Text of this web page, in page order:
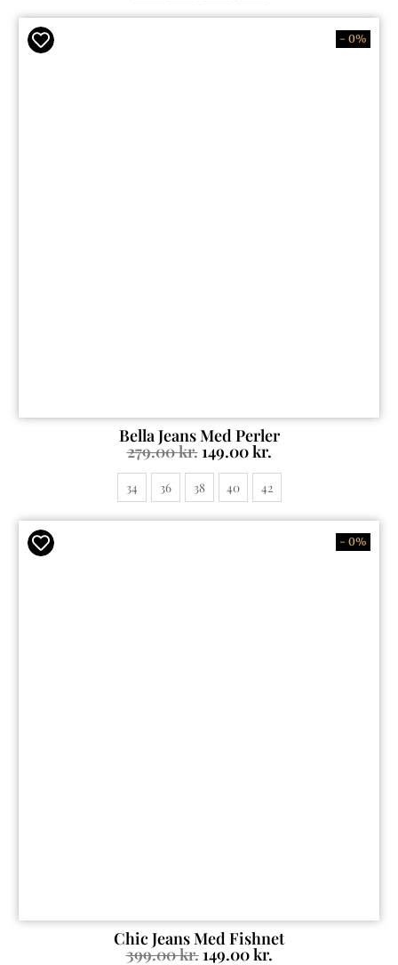
- 0%
Bella Jeans Med Perler
279.00kr.149.00kr.
34 36 38 40 42
- 0%
Chic Jeans Med Fishnet
399.00kr.149.00kr.